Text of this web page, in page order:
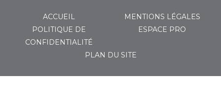
ACCUEIL
MENTIONS LÉGALES
POLITIQUE DE
CONFIDENTIALITÉ
ESPACE PRO
PLAN DU SITE